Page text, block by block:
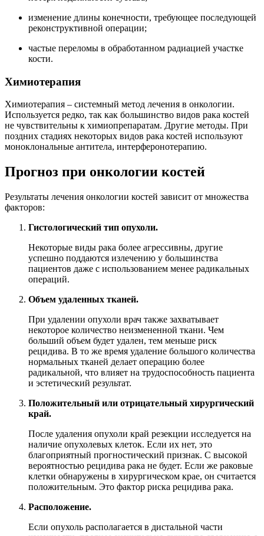
изменение длины конечности, требующее последующей
реконструктивной операции;
частые переломы в обработанном радиацией участке
кости.
Химиотерапия
Химиотерапия – системный метод лечения в онкологии.
Используется редко, так как большинство видов рака костей
не чувствительны к химиопрепаратам. Другие методы. При
поздних стадиях некоторых видов рака костей используют
моноклональные антитела, интерферонотерапию.
Прогноз при онкологии костей
Результаты лечения онкологии костей зависит от множества
факторов:
Гистологический тип опухоли.
Некоторые виды рака более агрессивны, другие
успешно поддаются излечению у большинства
пациентов даже с использованием менее радикальных
операций.
Объем удаленных тканей.
При удалении опухоли врач также захватывает
некоторое количество неизмененной ткани. Чем
больший объем будет удален, тем меньше риск
рецидива. В то же время удаление большого количества
нормальных тканей делает операцию более
радикальной, что влияет на трудоспособность пациента
и эстетический результат.
Положительный или отрицательный хирургический
край.
После удаления опухоли край резекции исследуется на
наличие опухолевых клеток. Если их нет, это
благоприятный прогностический признак. С высокой
вероятностью рецидива рака не будет. Если же раковые
клетки обнаружены в хирургическом крае, он считается
положительным. Это фактор риска рецидива рака.
Расположение.
Если опухоль располагается в дистальной части